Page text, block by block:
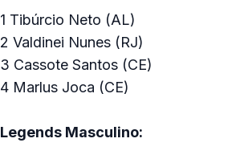
1 Tibúrcio Neto (AL)
2 Valdinei Nunes (RJ)
3 Cassote Santos (CE)
4 Marlus Joca (CE)
Legends Masculino: